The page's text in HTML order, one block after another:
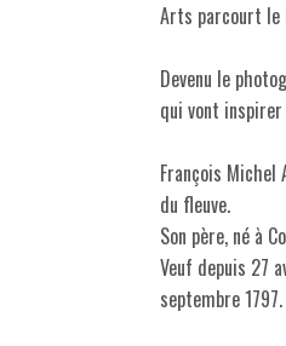
Arts parcourt le
Devenu le
qui vont inspirer
François
du fleuve.
Son père, né à
Veuf depuis 27
septembre 1797.